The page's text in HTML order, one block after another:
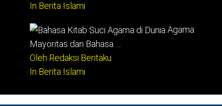
In Berita Islami
Agama
Mayoritas dan Bahasa …
Oleh Redaksi Beritaku
In Berita Islami